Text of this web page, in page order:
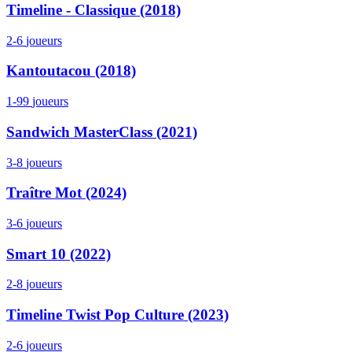
Timeline - Classique (2018)
2-6 joueurs
Kantoutacou (2018)
1-99 joueurs
Sandwich MasterClass (2021)
3-8 joueurs
Traître Mot (2024)
3-6 joueurs
Smart 10 (2022)
2-8 joueurs
Timeline Twist Pop Culture (2023)
2-6 joueurs